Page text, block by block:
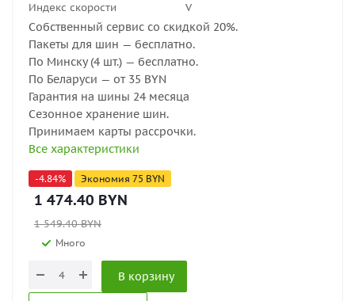
Индекс скорости
V
Собственный сервис со скидкой 20%.
Пакеты для шин — бесплатно.
По Минску (4 шт.) — бесплатно.
По Беларуси — от 35 BYN
Гарантия на шины 24 месяца
Сезонное хранение шин.
Принимаем карты рассрочки.
Все характеристики
-4.84% Экономия 75 BYN
1 474.40 BYN
1 549.40BYN
Много
В корзину